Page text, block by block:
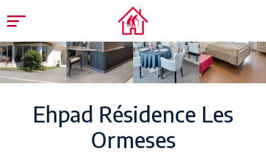
Ehpad Résidence Les
Ormeses